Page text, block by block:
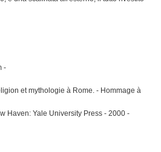
-
et mythologie à Rome. - Hommage à
Haven: Yale University Press - 2000 -